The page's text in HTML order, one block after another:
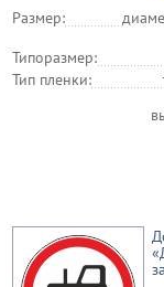
Размер:
Типоразмер:
Тип пленки: